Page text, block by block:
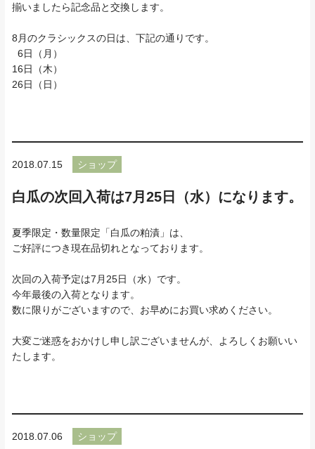
揃いましたら記念品と交換します。
8月のクラシックスの日は、下記の通りです。
6日（月）
16日（木）
26日（日）
2018.07.15 ショップ
白瓜の次回入荷は7月25日（水）になります。
夏季限定・数量限定「白瓜の粕漬」は、
ご好評につき現在品切れとなっております。
次回の入荷予定は7月25日（水）です。
今年最後の入荷となります。
数に限りがございますので、お早めにお買い求めください。
大変ご迷惑をおかけし申し訳ございませんが、よろしくお願いい
たします。
2018.07.06 ショップ